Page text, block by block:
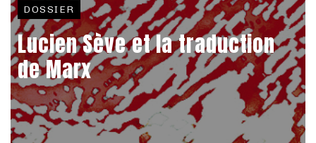
DOSSIER
Lucien Sève et la traduction
de Marx